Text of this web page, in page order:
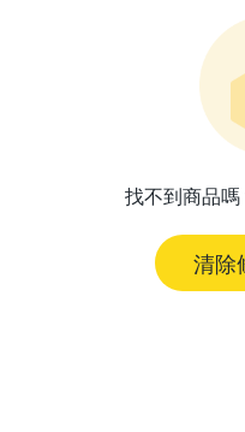
找不到商品嗎
清除